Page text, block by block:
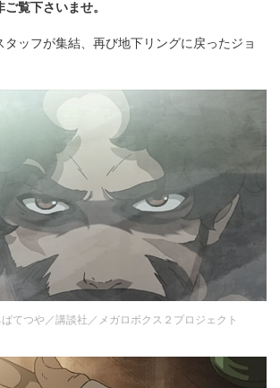
覧下さいませ。
ッフが集結、再び地下リングに戻ったジョ
てつや／講談社／メガロボクス２プロジェクト